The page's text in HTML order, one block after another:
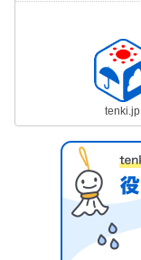
tenki.jp